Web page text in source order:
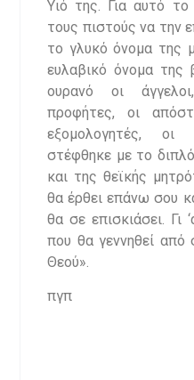
Υιό της. Για αυτό
τους πιστούς να την
το γλυκό όνομα της
ευλαβικό όνομα της
ουρανό οι
προφήτες, οι
εξομολογητές,
στέφθηκε με το
και της θεϊκής
θα έρθει επάνω σου
θα σε επισκιάσει. Γι
που θα γεννηθεί από
Θεού».
πγπ